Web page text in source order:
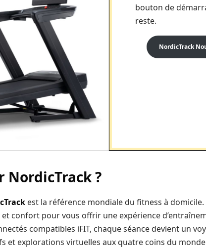
bouton de
reste.
NordicTrack
NordicTrack ?
est la référence mondiale du fitness à
confort pour vous offrir une expérience
compatibles iFIT, chaque séance devient un
et explorations virtuelles aux quatre coins du